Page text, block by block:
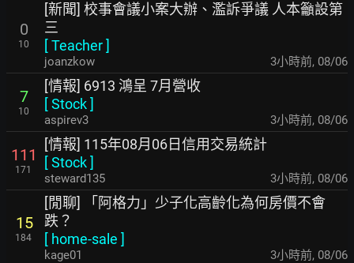
0
10
[新聞] 校事會議小案大辦、濫訴爭議 人本籲設第
三
[Teacher]
joanzkow 3小時前, 08/06
7
10
[情報] 6913 鴻呈 7月營收
[Stock]
aspirev3 3小時前, 08/06
111
171
[情報] 115年08月06日信用交易統計
[Stock]
steward135 3小時前, 08/06
15
184
[閒聊] 「阿格力」少子化高齡化為何房價不會
跌？
[ home-sale ]
kage01 3小時前, 08/06